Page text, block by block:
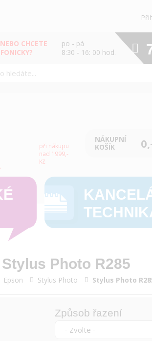
CHCETE
po - pá
8:30 - 16: 00 hod.
při nákupu
nad 1999,-
Kč
NÁKUPNÍ
KOŠÍK
Photo R285
Epson Stylus Photo Stylus Photo
Způsob řazení